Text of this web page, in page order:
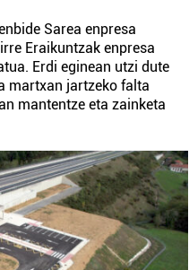
Sarea enpresa
Eraikuntzak enpresa
Erdi eginean utzi dute
martxan jartzeko falta
mantentze eta zainketa